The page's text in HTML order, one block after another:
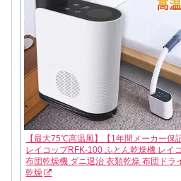
【最大75℃高温風】【1年間メーカー保
レイコップRFK-100 ふとん乾燥機 レイ
布団乾燥機 ダニ退治 衣類乾燥 布団ドラ
乾燥